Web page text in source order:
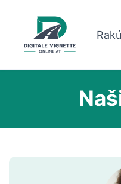
Plánovač trás